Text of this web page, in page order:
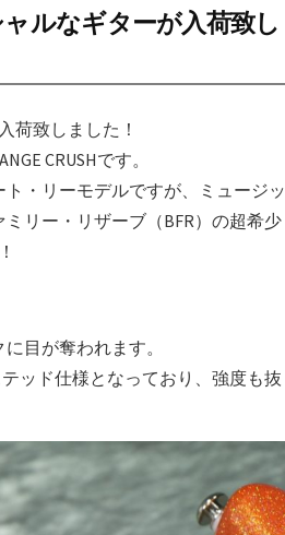
ルなギターが入荷致し
荷致しました！
CRUSHです。
・リーモデルですが、ミュージッ
リー・リザーブ（BFR）の超希少
目が奪われます。
ッド仕様となっており、強度も抜